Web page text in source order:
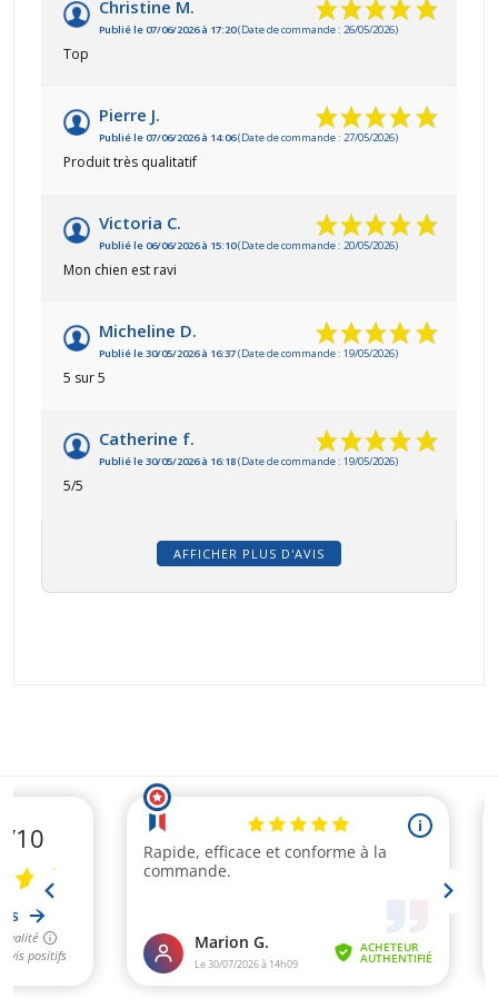
Christine M.
Publié le 07/06/2026 à 17:20(Date de commande : 26/05/2026)
Top
Pierre J.
Publié le 07/06/2026 à 14:06(Date de commande : 27/05/2026)
Produit très qualitatif
Victoria C.
Publié le 06/06/2026 à 15:10(Date de commande : 20/05/2026)
Mon chien est ravi
Micheline D.
Publié le 30/05/2026 à 16:37(Date de commande : 19/05/2026)
5 sur 5
Catherine f.
Publié le 30/05/2026 à 16:18(Date de commande : 19/05/2026)
5/5
AFFICHER PLUS D'AVIS